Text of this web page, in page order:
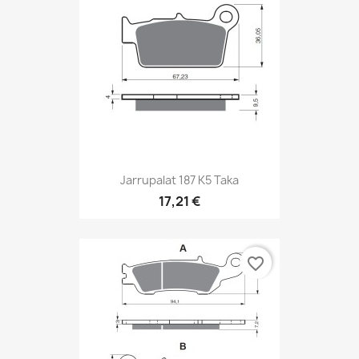
Jarrupalat 187 K5 Taka
17,21 €
favorite_border